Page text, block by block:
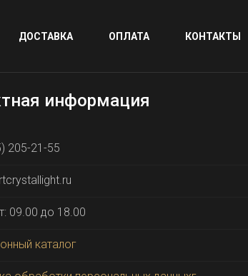
ДОСТАВКА ОПЛАТА КОНТАКТЫ
информация
205-21-55
09.00 до 18.00
каталог